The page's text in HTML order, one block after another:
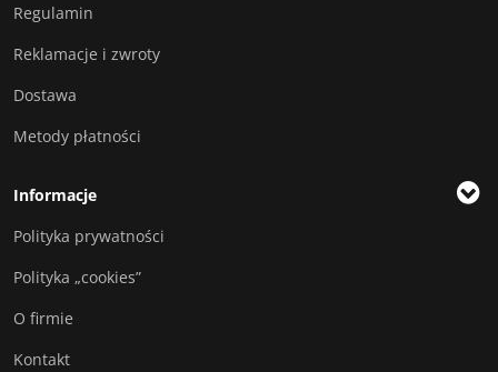
Regulamin
Reklamacje i zwroty
Dostawa
Metody płatności
Informacje
Polityka prywatności
Polityka „cookies”
O firmie
Kontakt